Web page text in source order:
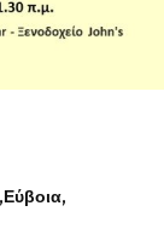
Εύβοια